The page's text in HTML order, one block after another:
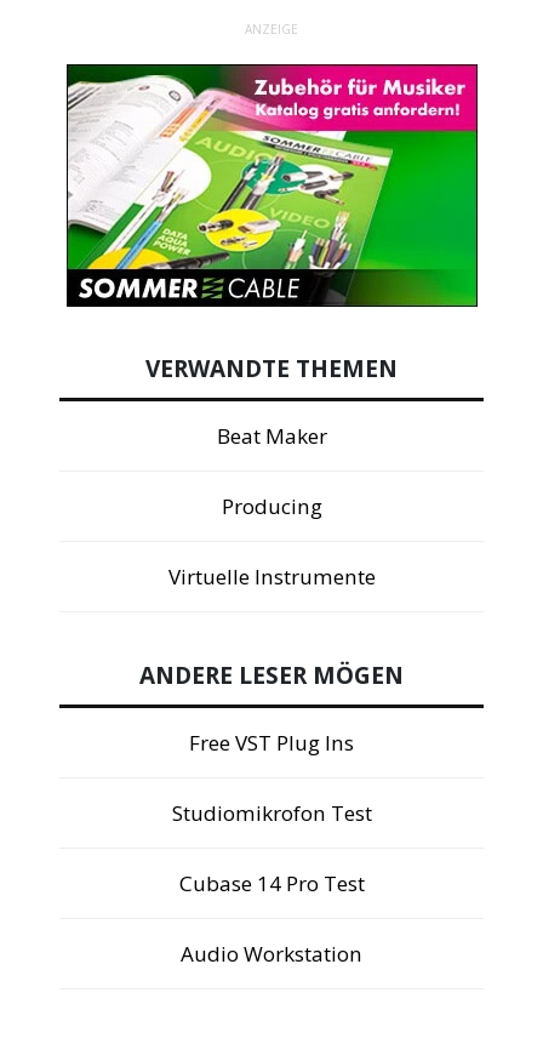
ANZEIGE
VERWANDTE THEMEN
Beat Maker
Producing
Virtuelle Instrumente
ANDERE LESER MÖGEN
Free VST Plug Ins
Studiomikrofon Test
Cubase 14 Pro Test
Audio Workstation